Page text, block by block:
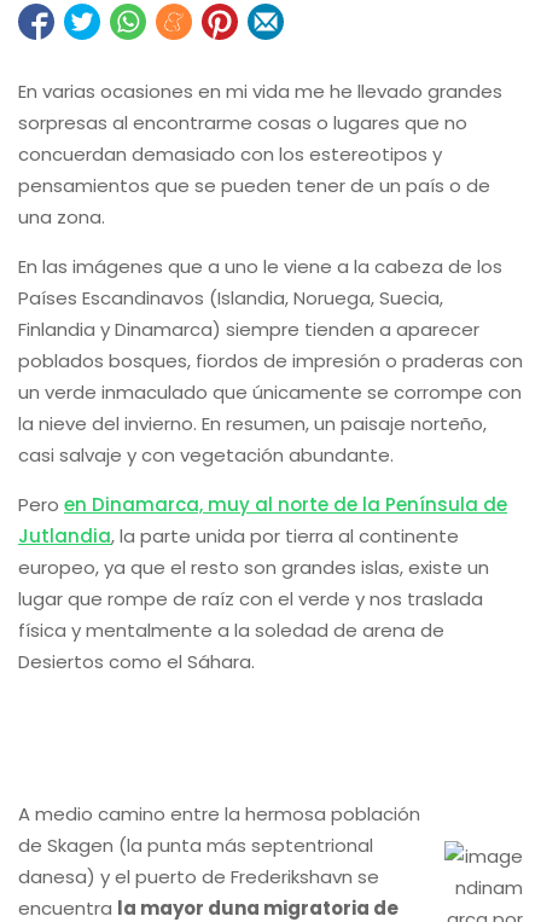
En varias ocasiones en mi vida me he llevado grandes
sorpresas al encontrarme cosas o lugares que no
concuerdan demasiado con los estereotipos y
pensamientos que se pueden tener de un país o de
una zona.
En las imágenes que a uno le viene a la cabeza de los
Países Escandinavos (Islandia, Noruega, Suecia,
Finlandia y Dinamarca) siempre tienden a aparecer
poblados bosques, fiordos de impresión o praderas con
un verde inmaculado que únicamente se corrompe con
la nieve del invierno. En resumen, un paisaje norteño,
casi salvaje y con vegetación abundante.
Pero en Dinamarca, muy al norte de la Península de
Jutlandia, la parte unida por tierra al continente
europeo, ya que el resto son grandes islas, existe un
lugar que rompe de raíz con el verde y nos traslada
física y mentalmente a la soledad de arena de
Desiertos como el Sáhara.
A medio camino entre la hermosa población
de Skagen (la punta más septentrional
danesa) y el puerto de Frederikshavn se
encuentra la mayor duna migratoria de